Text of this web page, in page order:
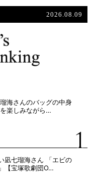
2026.08.09
海さんのバッグの中身
楽しみながら…
凪七瑠海さん 「エビの
【宝塚歌劇団O…